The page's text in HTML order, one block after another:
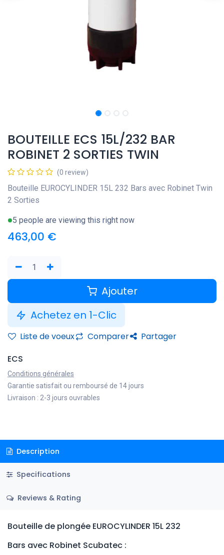
BOUTEILLE ECS 15L/232 BAR
ROBINET 2 SORTIES TWIN
(0 review)
Bouteille EUROCYLINDER 15L 232 Bars avec Robinet Twin
2 Sorties
5 people are viewing this right now
463,00 €
Ajouter
Achetez en 1-Clic
Liste de voeux Comparer
Partager
ECS
Conditions générales
Garantie satisfait ou remboursé de 14 jours
Livraison : 2-3 jours ouvrables
Description
Specifications
Reviews & Rating
Bouteille de plongée EUROCYLINDER 15L 232
Bars avec Robinet Scubatec :